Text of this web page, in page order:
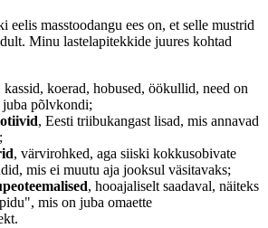
eelis masstoodangu ees on, et selle mustrid
Minu lastelapitekkide juures kohtad
kassid, koerad, hobused, öökullid, need on
põlvkondi;
, Eesti triibukangast lisad, mis annavad
, värvirohked, aga siiski kokkusobivate
mis ei muutu aja jooksul väsitavaks;
, hooajaliselt saadaval, näiteks
mis on juba omaette